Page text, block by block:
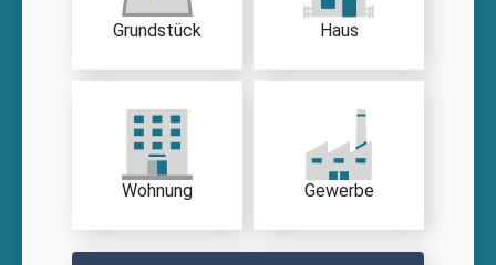
Grundstück Haus
Wohnung Gewerbe